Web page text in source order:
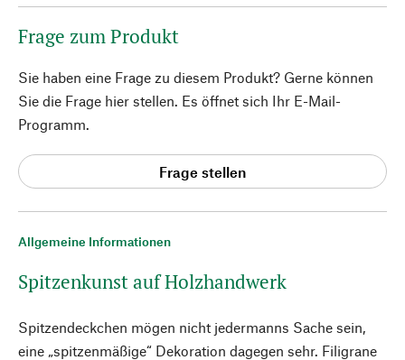
Allgemeine Informationen
Spitzenkunst auf Holzhandwerk
Spitzendeckchen mögen nicht jedermanns Sache sein,
eine „spitzenmäßige“ Dekoration dagegen sehr. Filigrane
Frage zum Produkt
Sie haben eine Frage zu diesem Produkt? Gerne können
Sie die Frage hier stellen. Es öffnet sich Ihr E-Mail-
Programm.
Frage stellen